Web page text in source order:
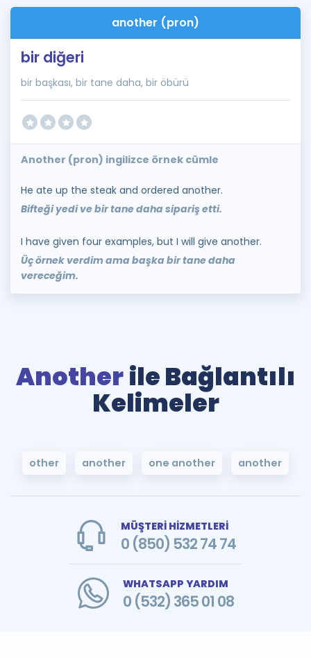
another (pron)
bir diğeri
bir başkası, bir tane daha, bir öbürü
Another (pron) ingilizce örnek cümle
He ate up the steak and ordered another.
Bifteği yedi ve bir tane daha sipariş etti.
I have given four examples, but I will give another.
Üç örnek verdim ama başka bir tane daha
vereceğim.
Anotherile Bağlantılı
Kelimeler
other another one another another
MÜŞTERİ HİZMETLERİ
0 (850) 532 74 74
WHATSAPP YARDIM
0 (532) 365 01 08